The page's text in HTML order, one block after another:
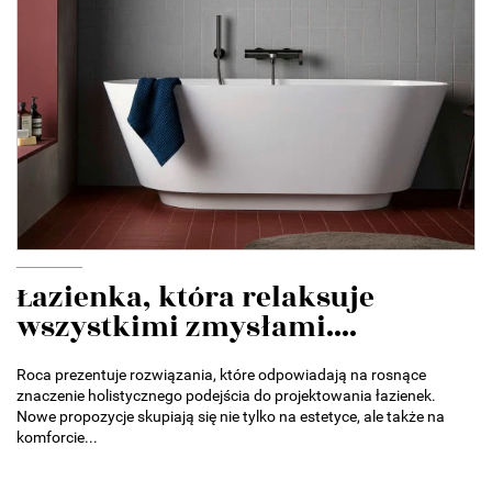
Łazienka, która relaksuje
wszystkimi zmysłami....
Roca prezentuje rozwiązania, które odpowiadają na rosnące
znaczenie holistycznego podejścia do projektowania łazienek.
Nowe propozycje skupiają się nie tylko na estetyce, ale także na
komforcie...